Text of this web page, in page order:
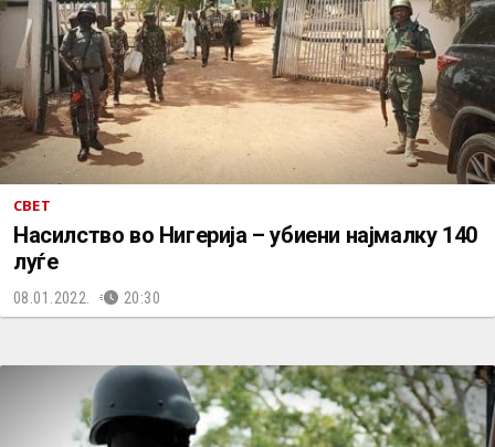
СВЕТ
Насилство во Нигерија – убиени најмалку 140
луѓе
08.01.2022. 20:30